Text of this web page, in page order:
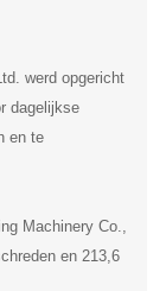
werd opgericht
dagelijkse
en te
Machinery Co.,
en 213,6